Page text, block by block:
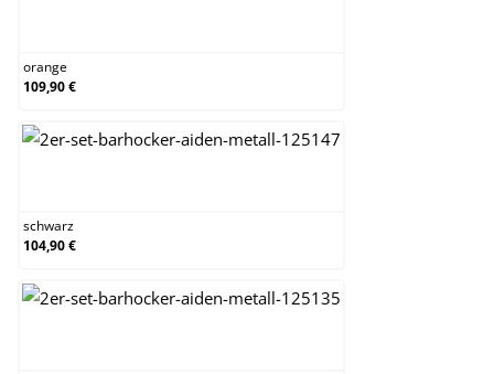
orange
109,90 €
schwarz
104,90 €